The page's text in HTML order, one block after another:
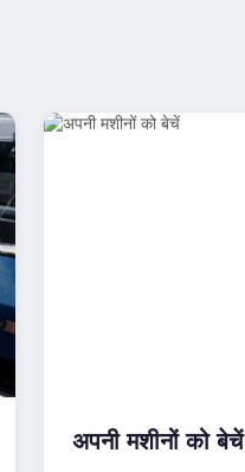
अपनी मशीनों को बेचें